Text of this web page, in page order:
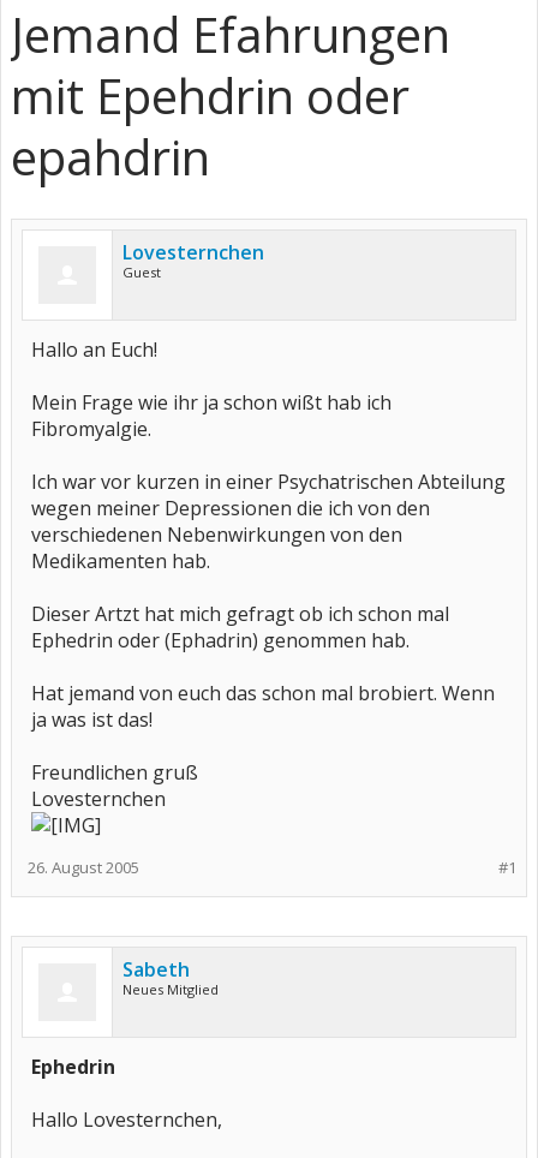
Jemand Efahrungen
mit Epehdrin oder
epahdrin
Lovesternchen
Guest
Hallo an Euch!
Mein Frage wie ihr ja schon wißt hab ich
Fibromyalgie.
Ich war vor kurzen in einer Psychatrischen Abteilung
wegen meiner Depressionen die ich von den
verschiedenen Nebenwirkungen von den
Medikamenten hab.
Dieser Artzt hat mich gefragt ob ich schon mal
Ephedrin oder (Ephadrin) genommen hab.
Hat jemand von euch das schon mal brobiert. Wenn
ja was ist das!
Freundlichen gruß
Lovesternchen
#1
26. August 2005
Sabeth
Neues Mitglied
Ephedrin
Hallo Lovesternchen,